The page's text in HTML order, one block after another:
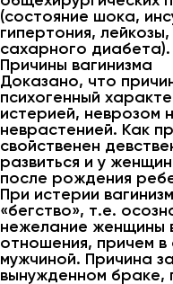
(состояние шока,
гипертония,
сахарного диабета).
Причины вагинизма
Доказано, что
психогенный
истерией, неврозом
неврастенией. Как
свойственен
развиться и у
после рождения
При истерии
«бегство», т.е.
нежелание женщины
отношения, причем
мужчиной. Причина
вынужденном браке,